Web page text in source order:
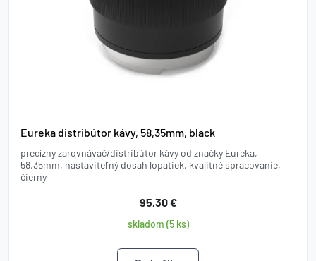
Eureka distribútor kávy, 58,35mm, black
precízny zarovnávač/distribútor kávy od značky Eureka,
58,35mm, nastaviteľný dosah lopatiek, kvalitné spracovanie,
čierny
95,30 €
skladom (5 ks)